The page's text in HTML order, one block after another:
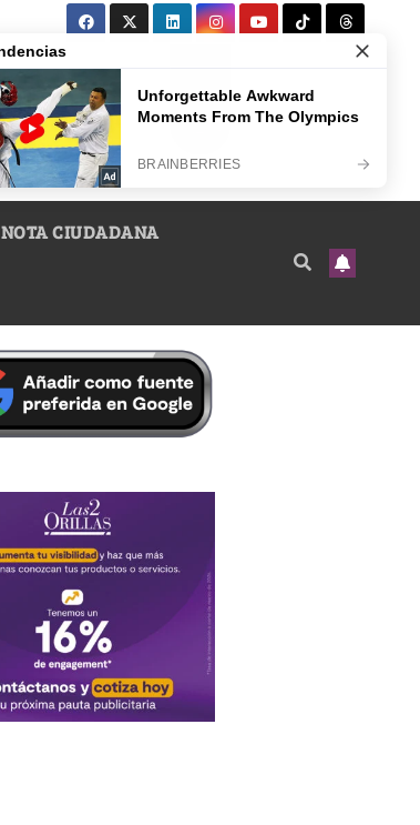
NOTA CIUDADANA